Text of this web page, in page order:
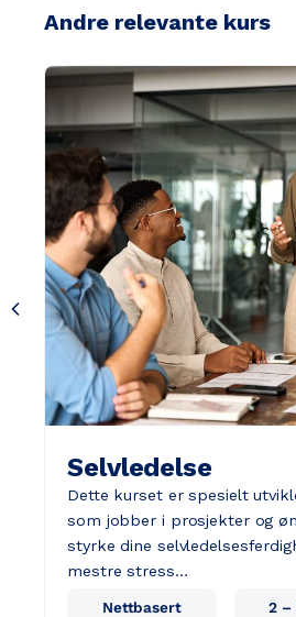
Andre relevante kurs
Selvledelse
Dette kurset er spesielt
som jobber i prosjekter og
styrke dine
mestre stress…
Nettbasert 2 –